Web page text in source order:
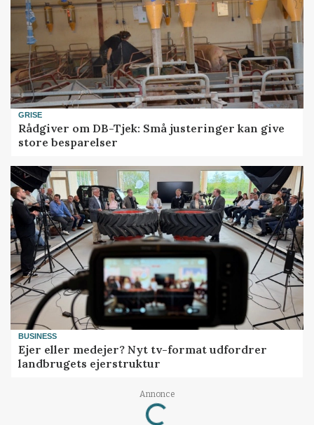
GRISE
Rådgiver om DB-Tjek: Små justeringer kan give
store besparelser
BUSINESS
Ejer eller medejer? Nyt tv-format udfordrer
landbrugets ejerstruktur
Annonce
Loading...